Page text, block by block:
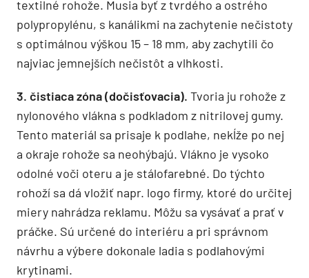
textilné rohože. Musia byť z tvrdého a ostrého
polypropylénu, s kanálikmi na zachytenie nečistoty
s optimálnou výškou 15 – 18 mm, aby zachytili čo
najviac jemnejších nečistôt a vlhkosti.
3. čistiaca zóna (dočisťovacia). Tvoria ju rohože z
nylonového vlákna s podkladom z nitrilovej gumy.
Tento materiál sa prisaje k podlahe, nekĺže po nej
a okraje rohože sa neohýbajú. Vlákno je vysoko
odolné voči oteru a je stálofarebné. Do týchto
rohoží sa dá vložiť napr. logo firmy, ktoré do určitej
miery nahrádza reklamu. Môžu sa vysávať a prať v
práčke. Sú určené do interiéru a pri správnom
návrhu a výbere dokonale ladia s podlahovými
krytinami.